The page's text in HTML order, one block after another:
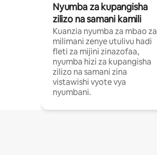
Nyumba za kupangisha
zilizo na samani kamili
Kuanzia nyumba za mbao za
milimani zenye utulivu hadi
fleti za mijini zinazofaa,
nyumba hizi za kupangisha
zilizo na samani zina
vistawishi vyote vya
nyumbani.